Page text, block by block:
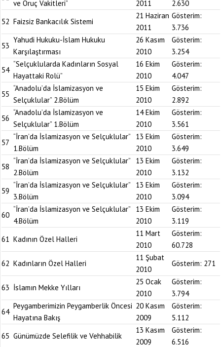
ve Oruç Vakitleri”
2011
2.630
52 Faizsiz Bankacılık Sistemi
21 Haziran
2011
Gösterim:
3.736
53
Yahudi Hukuku-İslam Hukuku
Karşılaştırması
26 Kasım
2010
Gösterim:
3.254
54
“Selçuklularda Kadınların Sosyal
Hayattaki Rolü”
16 Ekim
2010
Gösterim:
4.047
55
“Anadolu’da İslamizasyon ve
Selçuklular” 2.Bölüm
15 Ekim
2010
Gösterim:
2.892
56
“Anadolu’da İslamizasyon ve
Selçuklular” 1.Bölüm
14 Ekim
2010
Gösterim:
3.561
57
“İran’da İslamizasyon ve Selçuklular”
1.Bölüm
13 Ekim
2010
Gösterim:
3.649
58
“İran’da İslamizasyon ve Selçuklular”
2.Bölüm
13 Ekim
2010
Gösterim:
3.132
59
“İran’da İslamizasyon ve Selçuklular”
3.Bölüm
13 Ekim
2010
Gösterim:
3.094
60
“İran’da İslamizasyon ve Selçuklular”
4.Bölüm
13 Ekim
2010
Gösterim:
3.119
61 Kadının Özel Halleri
11 Mart
2010
Gösterim:
60.728
62 Kadınların Özel Halleri
11 Şubat
2010
Gösterim: 271
63 İslamın Mekke Yılları
25 Ocak
2010
Gösterim:
3.794
64
Peygamberimizin Peygamberlik Öncesi
Hayatına Bakış
20 Kasım
2009
Gösterim:
5.112
65 Günümüzde Selefilik ve Vehhabilik
13 Kasım
2009
Gösterim:
6.516